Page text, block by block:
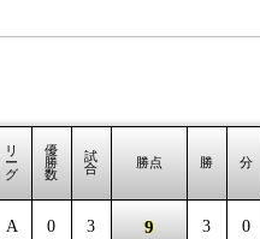
リ
ー
グ
優
勝
数
試
合
勝点 勝 分
A 0 3 9 3 0